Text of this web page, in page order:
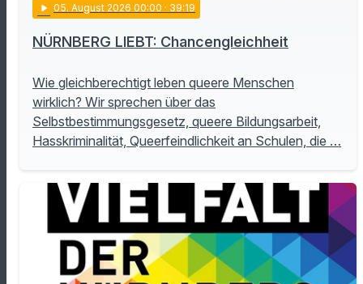
play_arrow 05. August 2026 00:00 · 39:19
NÜRNBERG LIEBT: Chancengleichheit
Wie gleichberechtigt leben queere Menschen
wirklich? Wir sprechen über das
Selbstbestimmungsgesetz, queere Bildungsarbeit,
Hasskriminalität, Queerfeindlichkeit an Schulen, die …